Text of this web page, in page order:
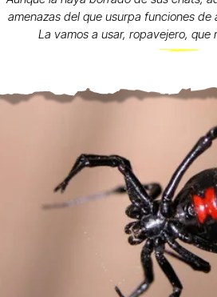
amenazas del que usurpa funciones de
La vamos a usar, ropavejero, que